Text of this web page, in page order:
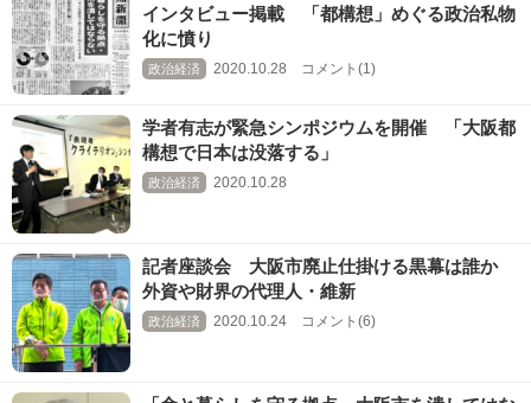
インタビュー掲載 「都構想」めぐる政治私物
化に憤り
政治経済 2020.10.28 コメント(1)
学者有志が緊急シンポジウムを開催 「大阪都
構想で日本は没落する」
政治経済 2020.10.28
記者座談会 大阪市廃止仕掛ける黒幕は誰か
外資や財界の代理人・維新
政治経済 2020.10.24 コメント(6)